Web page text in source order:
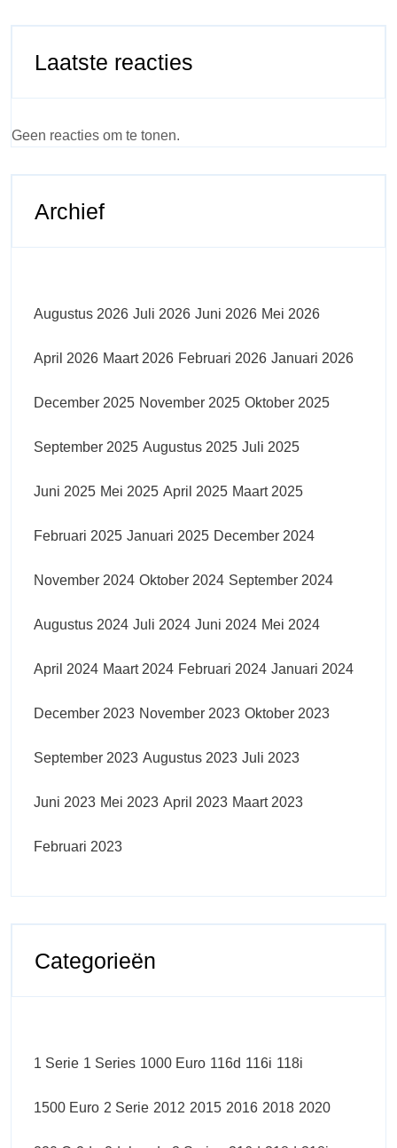
Laatste reacties
Geen reacties om te tonen.
Archief
Augustus 2026 Juli 2026 Juni 2026 Mei 2026
April 2026 Maart 2026 Februari 2026 Januari 2026
December 2025 November 2025 Oktober 2025
September 2025 Augustus 2025 Juli 2025
Juni 2025 Mei 2025 April 2025 Maart 2025
Februari 2025 Januari 2025 December 2024
November 2024 Oktober 2024 September 2024
Augustus 2024 Juli 2024 Juni 2024 Mei 2024
April 2024 Maart 2024 Februari 2024 Januari 2024
December 2023 November 2023 Oktober 2023
September 2023 Augustus 2023 Juli 2023
Juni 2023 Mei 2023 April 2023 Maart 2023
Februari 2023
Categorieën
1 Serie 1 Series 1000 Euro 116d 116i 118i
1500 Euro 2 Serie 2012 2015 2016 2018 2020